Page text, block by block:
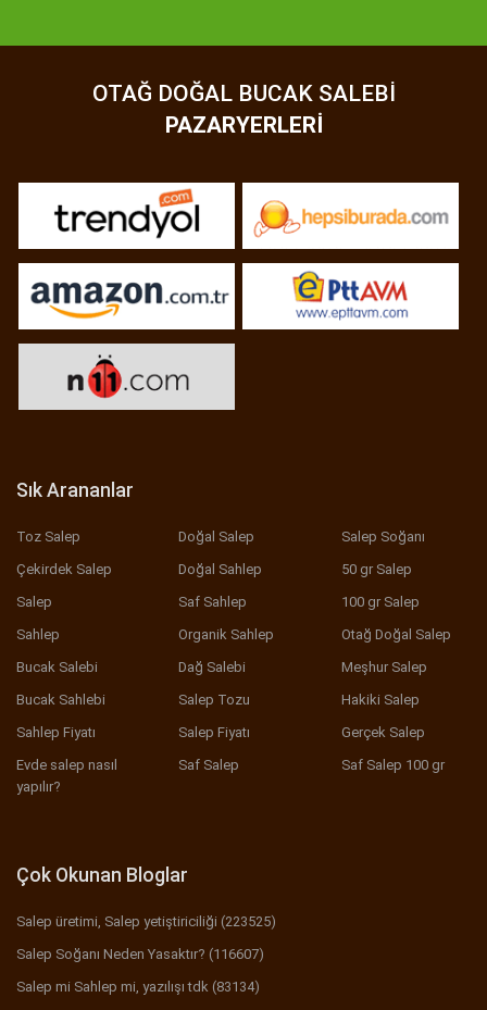
OTAĞ DOĞAL BUCAK SALEBI
PAZARYERLERI
Sık Arananlar
Toz Salep
Çekirdek Salep
Salep
Sahlep
Bucak Salebi
Bucak Sahlebi
Sahlep Fiyatı
Evde salep nasıl
yapılır?
Doğal Salep
Doğal Sahlep
Saf Sahlep
Organik Sahlep
Dağ Salebi
Salep Tozu
Salep Fiyatı
Saf Salep
Salep Soğanı
50 gr Salep
100 gr Salep
Otağ Doğal Salep
Meşhur Salep
Hakiki Salep
Gerçek Salep
Saf Salep 100 gr
Çok Okunan Bloglar
Salep üretimi, Salep yetiştiriciliği (223525)
Salep Soğanı Neden Yasaktır? (116607)
Salep mi Sahlep mi, yazılışı tdk (83134)